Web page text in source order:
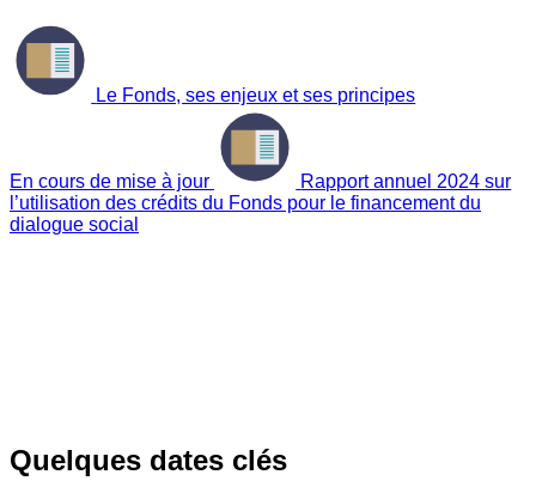
Le Fonds, ses enjeux et ses principes
En cours de mise à jour
Rapport annuel 2024 sur
l’utilisation des crédits du Fonds pour le financement du
dialogue social
Quelques dates clés